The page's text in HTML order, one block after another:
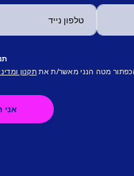
מטה הנני מאשר/ת את תקנון